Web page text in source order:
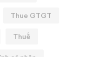
Thue GTGT
Thuế